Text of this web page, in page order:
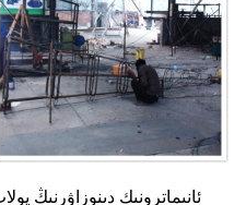
ئانىماترونىك دىنوزاۋرنىڭ